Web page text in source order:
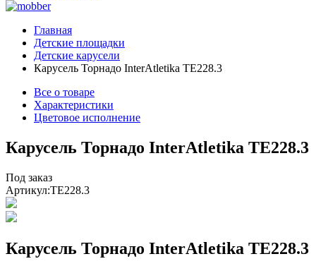
Главная
Детские площадки
Детские карусели
Карусель Торнадо InterAtletika ТЕ228.3
Все о товаре
Характеристики
Цветовое исполнение
Карусель Торнадо InterAtletika ТЕ228.3
Под заказ
Артикул:TE228.3
Карусель Торнадо InterAtletika ТЕ228.3